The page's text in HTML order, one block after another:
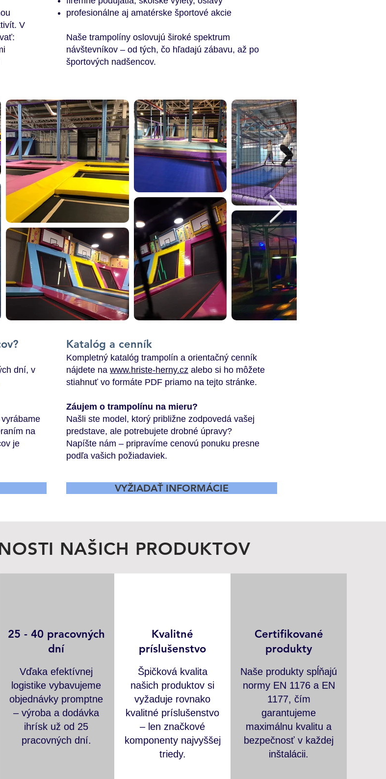
V
profesionálne aj amatérske športové akcie
Naše trampolíny oslovujú široké spektrum
návštevníkov – od tých, čo hľadajú zábavu, až po
športových nadšencov.
dní, v
na
je
Katalóg a cenník
Kompletný katalóg trampolín a orientačný cenník
nájdete na www.hriste-herny.cz alebo si ho môžete
stiahnuť vo formáte PDF priamo na tejto stránke.
Záujem o trampolínu na mieru?
Našli ste model, ktorý približne zodpovedá vašej
predstave, ale potrebujete drobné úpravy?
Napíšte nám – pripravíme cenovú ponuku presne
podľa vašich požiadaviek.
VYŽIADAŤ INFORMÁCIE
NAŠICH PRODUKTOV
25 - 40 pracovných
dní
Vďaka efektívnej
logistike vybavujeme
objednávky promptne
– výroba a dodávka
ihrísk už od 25
pracovných dní.
Kvalitné
príslušenstvo
Špičková kvalita
našich produktov si
vyžaduje rovnako
kvalitné príslušenstvo
– len značkové
komponenty najvyššej
triedy.
Certifikované
produkty
Naše produkty spĺňajú
normy EN 1176 a EN
1177, čím
garantujeme
maximálnu kvalitu a
bezpečnosť v každej
inštalácii.